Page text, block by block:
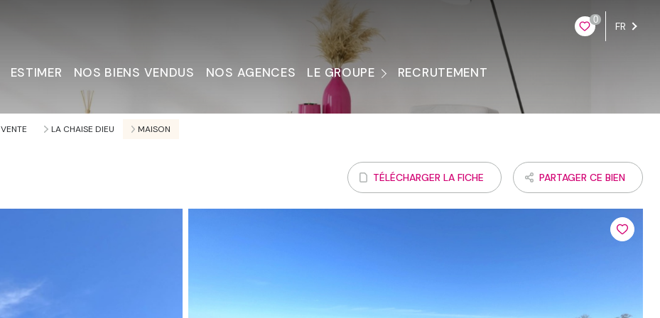
0
FR
ESTIMER NOS BIENS VENDUS NOS AGENCES LE GROUPE
Nous Contacter
RECRUTEMENT
VENTE LA CHAISE DIEU MAISON
TÉLÉCHARGER LA FICHE PARTAGER CE BIEN